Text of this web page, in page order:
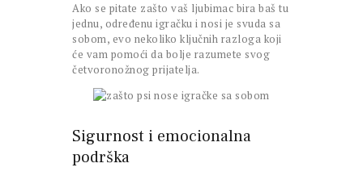
Ako se pitate zašto vaš ljubimac bira baš tu
jednu, određenu igračku i nosi je svuda sa
sobom, evo nekoliko ključnih razloga koji
će vam pomoći da bolje razumete svog
četvoronožnog prijatelja.
Sigurnost i emocionalna
podrška